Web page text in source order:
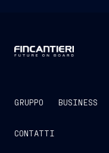
GRUPPO BUSINESS
CONTATTI